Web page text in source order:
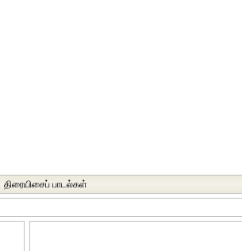
திரையிசைப் பாடல்கள்